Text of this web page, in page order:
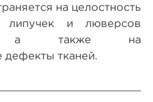
на целостность
липучек и люверсов
а также на
дефекты тканей.